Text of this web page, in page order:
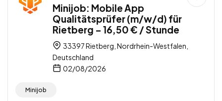
Minijob: Mobile App
Qualitätsprüfer (m/w/d) für
Rietberg – 16,50 € / Stunde
33397 Rietberg, Nordrhein-Westfalen,
Deutschland
02/08/2026
Minijob